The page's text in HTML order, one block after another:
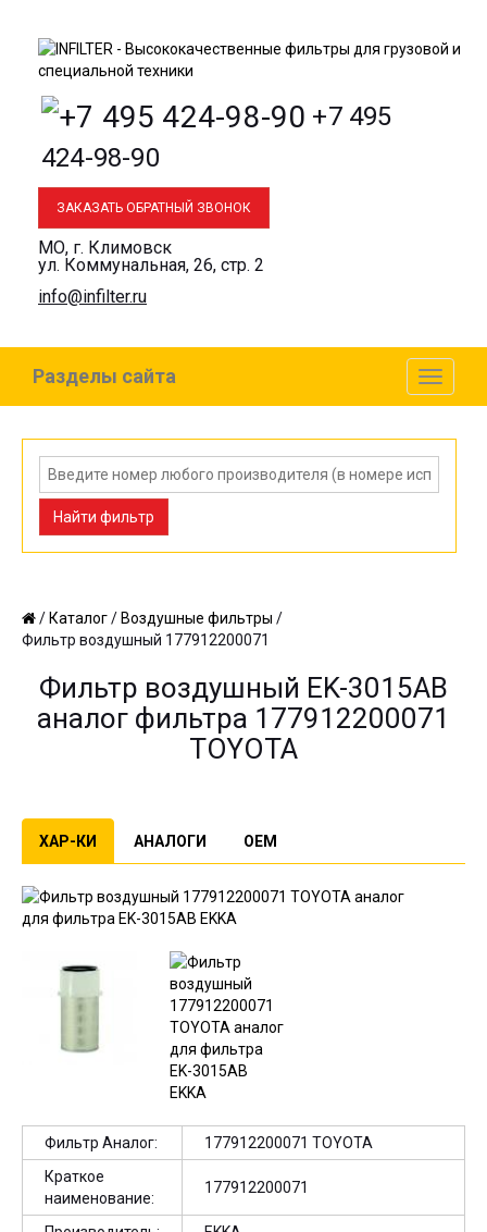
+7 495
424-98-90
ЗАКАЗАТЬ ОБРАТНЫЙ ЗВОНОК
МО, г. Климовск
ул. Коммунальная, 26, стр. 2
info@infilter.ru
Toggle
Разделы сайта
Найти фильтр
/ Каталог/ Воздушные фильтры /
Фильтр воздушный 177912200071
Фильтр воздушный EK-3015AB
аналог фильтра 177912200071
TOYOTA
ХАР-КИ АНАЛОГИ OEM
Фильтр Аналог:
177912200071 TOYOTA
Краткое
наименование:
177912200071